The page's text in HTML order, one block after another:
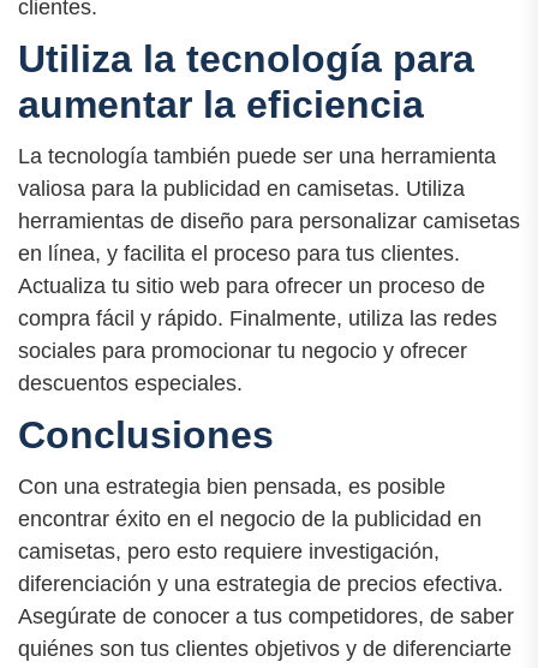
clientes.
Utiliza la tecnología para
aumentar la eficiencia
La tecnología también puede ser una herramienta
valiosa para la publicidad en camisetas. Utiliza
herramientas de diseño para personalizar camisetas
en línea, y facilita el proceso para tus clientes.
Actualiza tu sitio web para ofrecer un proceso de
compra fácil y rápido. Finalmente, utiliza las redes
sociales para promocionar tu negocio y ofrecer
descuentos especiales.
Conclusiones
Con una estrategia bien pensada, es posible
encontrar éxito en el negocio de la publicidad en
camisetas, pero esto requiere investigación,
diferenciación y una estrategia de precios efectiva.
Asegúrate de conocer a tus competidores, de saber
quiénes son tus clientes objetivos y de diferenciarte